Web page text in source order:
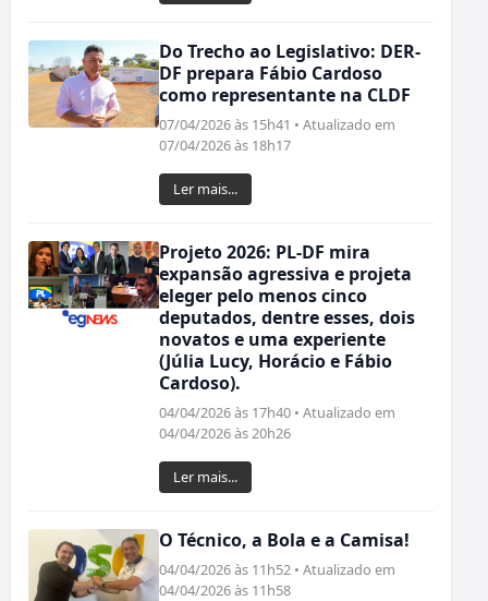
Do Trecho ao Legislativo: DER-
DF prepara Fábio Cardoso
como representante na CLDF
07/04/2026 às 15h41 • Atualizado em
07/04/2026 às 18h17
Ler mais...
Projeto 2026: PL-DF mira
expansão agressiva e projeta
eleger pelo menos cinco
deputados, dentre esses, dois
novatos e uma experiente
(Júlia Lucy, Horácio e Fábio
Cardoso).
04/04/2026 às 17h40 • Atualizado em
04/04/2026 às 20h26
Ler mais...
O Técnico, a Bola e a Camisa!
04/04/2026 às 11h52 • Atualizado em
04/04/2026 às 11h58